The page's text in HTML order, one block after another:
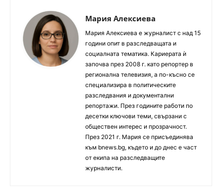
Мария Алексиева
Мария Алексиева е журналист с над 15
години опит в разследващата и
социалната тематика. Кариерата ѝ
започва през 2008 г. като репортер в
регионална телевизия, а по-късно се
специализира в политическите
разследвания и документални
репортажи. През годините работи по
десетки ключови теми, свързани с
обществен интерес и прозрачност.
През 2021 г. Мария се присъединява
към bnews.bg, където и до днес е част
от екипа на разследващите
журналисти.